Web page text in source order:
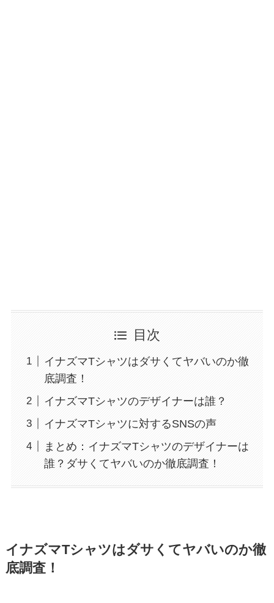
目次
イナズマTシャツはダサくてヤバいのか徹
底調査！
イナズマTシャツのデザイナーは誰？
イナズマTシャツに対するSNSの声
まとめ：イナズマTシャツのデザイナーは
誰？ダサくてヤバいのか徹底調査！
イナズマTシャツはダサくてヤバいのか徹
底調査！